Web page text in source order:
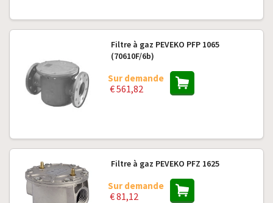
Filtre à gaz PEVEKO PFP 1065
(70610F/6b)
Sur demande
€ 561,82
Filtre à gaz PEVEKO PFZ 1625
Sur demande
€ 81,12